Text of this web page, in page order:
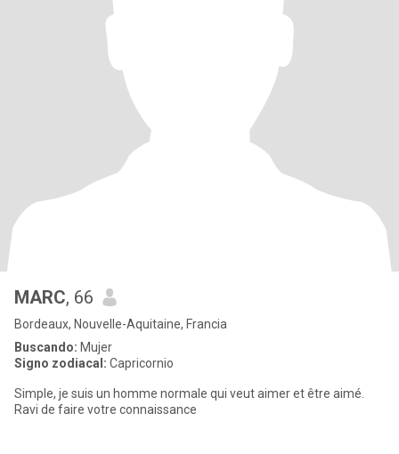
MARC, 66
Bordeaux, Nouvelle-Aquitaine, Francia
Buscando: Mujer
Signo zodiacal: Capricornio
Simple, je suis un homme normale qui veut aimer et être aimé.
Ravi de faire votre connaissance